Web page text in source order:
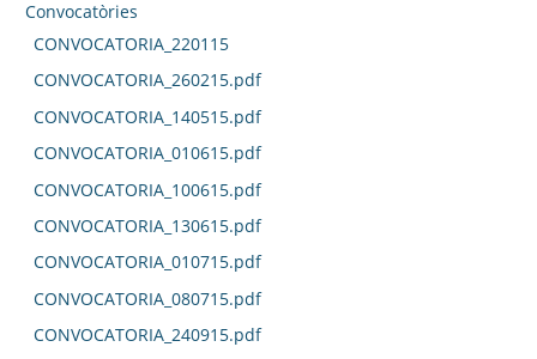
Convocatòries
CONVOCATORIA_220115
CONVOCATORIA_260215.pdf
CONVOCATORIA_140515.pdf
CONVOCATORIA_010615.pdf
CONVOCATORIA_100615.pdf
CONVOCATORIA_130615.pdf
CONVOCATORIA_010715.pdf
CONVOCATORIA_080715.pdf
CONVOCATORIA_240915.pdf